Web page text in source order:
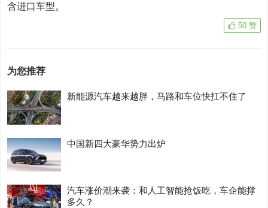
含进口车型。
50 赞
为您推荐
新能源汽车越来越胖，马路和车位快扛不住了
中国新四大豪华势力出炉
汽车涨价潮来袭：和人工智能抢饭吃，车企能撑
多久？